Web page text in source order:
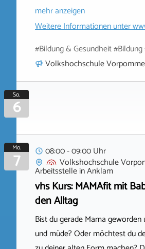
mehr anzeigen
Weitere Informationen unter
#Bildung & Gesundheit
Volkshochschule
So.
6
Mo.
7
08:00 - 09:00 Uhr
Volkshochschule
ArbeitsstelleinAnklam
vhs Kurs: MAMAfit mit
den Alltag
Bist du gerade Mama
und müde? Oder möchtest du